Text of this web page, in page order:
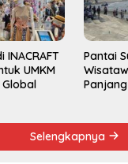
INACRAFT
UMKM
Pantai
Panjang
Selengkapnya